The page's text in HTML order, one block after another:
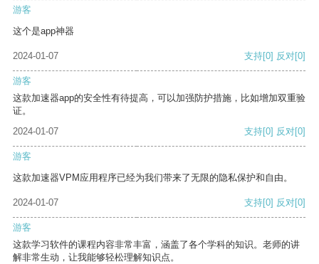
游客
这个是app神器
2024-01-07 支持[0] 反对[0]
游客
这款加速器app的安全性有待提高，可以加强防护措施，比如增加双重验
证。
2024-01-07
支持[0] 反对[0]
游客
这款加速器VPM应用程序已经为我们带来了无限的隐私保护和自由。
2024-01-07 支持[0] 反对[0]
游客
这款学习软件的课程内容非常丰富，涵盖了各个学科的知识。老师的讲
解非常生动，让我能够轻松理解知识点。